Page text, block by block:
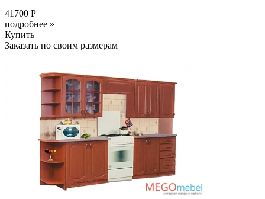
41700 Р
подробнее »
Купить
Заказать по своим размерам